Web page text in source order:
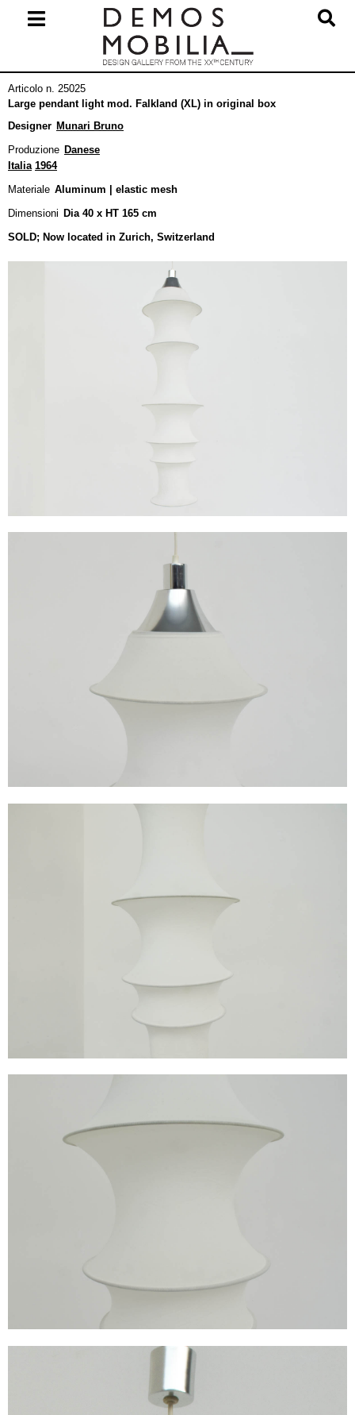
primario
navigzione
Articolo n. 25025
Large pendant light mod. Falkland (XL) in original box
Designer Munari Bruno
Produzione Danese
Italia 1964
Materiale Aluminum | elastic mesh
Dimensioni Dia 40 x HT 165 cm
SOLD; Now located in Zurich, Switzerland